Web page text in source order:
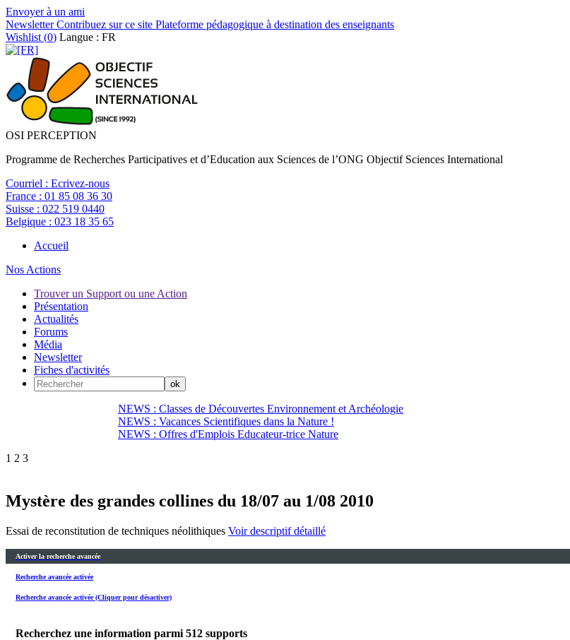
Envoyer à un ami
NewsletterContribuez sur ce site Plateforme pédagogique à destination des enseignants
Wishlist (0) Langue : FR
OSI PERCEPTION
Programme de Recherches Participatives et d’Education aux Sciences de l’ONG Objectif Sciences International
Courriel : Ecrivez-nous
France : 01 85 08 36 30
Suisse : 022 519 0440
Belgique : 023 18 35 65
Accueil
Nos Actions
Trouver un Support ou une Action
Présentation
Actualités
Forums
Média
Newsletter
Fiches d'activités
NEWS : Classes de Découvertes Environnement et Archéologie
NEWS : Vacances Scientifiques dans la Nature !
NEWS : Offres d'Emplois Educateur-trice Nature
1 2 3
Mystère des grandes collines du 18/07 au 1/08 2010
Essai de reconstitution de techniques néolithiques Voir descriptif détaillé
Activer la recherche avancée
Recherche avancée activée
Recherche avancée activée (Cliquer pour désactiver)
Recherchez une information parmi 512 supports